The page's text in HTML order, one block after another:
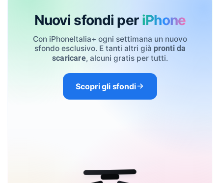
Nuovi sfondi per iPhone
Con iPhoneItalia+ ogni settimana un nuovo
sfondo esclusivo. E tanti altri già pronti da
scaricare, alcuni gratis per tutti.
Scopri gli sfondi